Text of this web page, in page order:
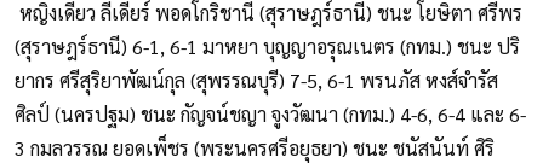
หญิงเดี่ยว ลีเดียร์ พอดโกริชานี่ (สุราษฎร์ธานี) ชนะ โยษิตา ศรีพร
(สุราษฎร์ธานี) 6-1, 6-1 มาหยา บุญญาอรุณเนตร (กทม.) ชนะ ปริ
ยากร ศรีสุริยาพัฒน์กุล (สุพรรณบุรี) 7-5, 6-1 พรนภัส หงส์จำรัส
ศิลป์ (นครปฐม) ชนะ กัญจน์ชญา จูงวัฒนา (กทม.) 4-6, 6-4 และ 6-
3 กมลวรรณ ยอดเพ็ชร (พระนครศรีอยุธยา) ชนะ ชนัสนันท์ ศิริ